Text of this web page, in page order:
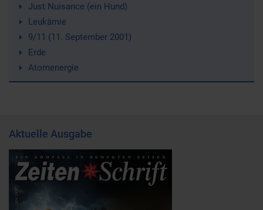
Just Nuisance (ein Hund)
Leukämie
9/11 (11. September 2001)
Erde
Atomenergie
Aktuelle Ausgabe